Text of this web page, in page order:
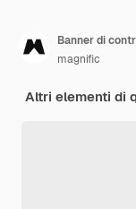
magnific
Altri elementi di